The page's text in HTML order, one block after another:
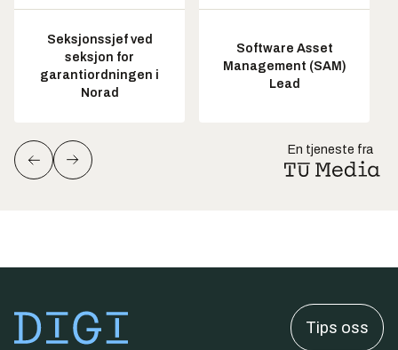
Seksjonssjef ved
seksjon for
garantiordningen i
Norad
Software Asset
Management (SAM)
Lead
En tjeneste fra
Tips oss